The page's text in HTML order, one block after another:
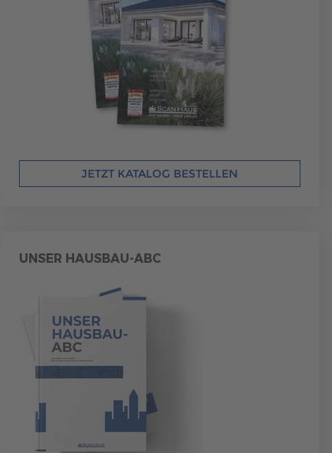
JETZT KATALOG BESTELLEN
UNSER HAUSBAU-ABC